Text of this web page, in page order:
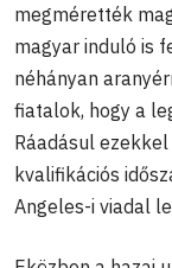
megmérették
magyar induló is
néhányan
fiatalok, hogy a
Ráadásul
kvalifikációs
Angeles-i viadal